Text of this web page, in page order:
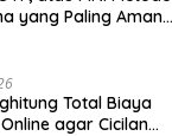
yang Paling Aman
Total Biaya
agar Cicilan